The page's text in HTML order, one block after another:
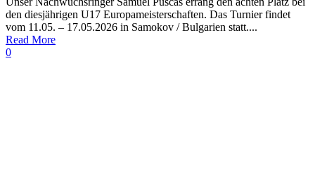
den diesjährigen U17 Europameisterschaften. Das Turnier findet
vom 11.05. – 17.05.2026 in Samokov / Bulgarien statt....
Read More
0